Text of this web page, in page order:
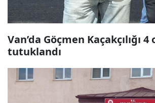
Van’da Göçmen Kaçakçılığı
tutuklandı